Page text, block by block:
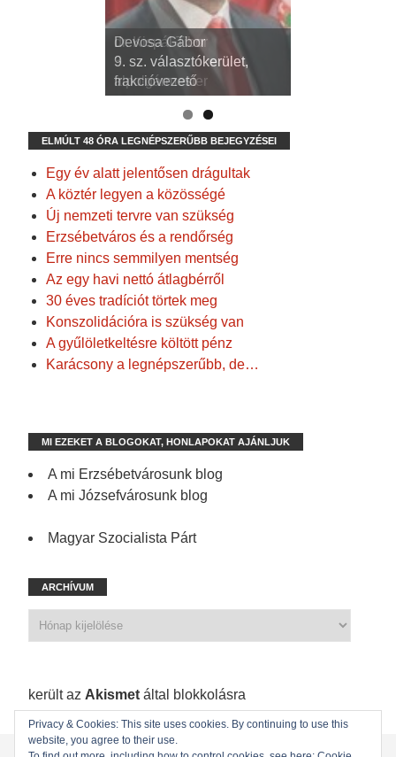
dr. Kispál Tibor
3. sz. választókerület,
alpolgármester
Devosa Gábor
9. sz. választókerület,
frakcióvezető
ELMÚLT 48 ÓRA LEGNÉPSZERŰBB BEJEGYZÉSEI
Egy év alatt jelentősen drágultak
A köztér legyen a közösségé
Új nemzeti tervre van szükség
Erzsébetváros és a rendőrség
Erre nincs semmilyen mentség
Az egy havi nettó átlagbérről
30 éves tradíciót törtek meg
Konszolidációra is szükség van
A gyűlöletkeltésre költött pénz
Karácsony a legnépszerűbb, de…
MI EZEKET A BLOGOKAT, HONLAPOKAT AJÁNLJUK
A mi Erzsébetvárosunk blog
A mi Józsefvárosunk blog
Magyar Szocialista Párt
ARCHÍVUM
került az Akismet által blokkolásra
KEZDŐLAP ÖNKORMÁNYZATI KÉPVISELŐINK
Privacy & Cookies: This site uses cookies. By continuing to use this
website, you agree to their use.